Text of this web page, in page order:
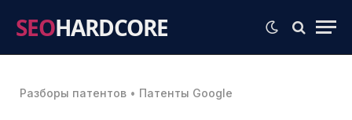
SEOHARDCORE
Разборы патентов • Патенты Google